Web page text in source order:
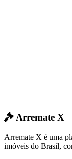
Arremate X
Arremate X é uma
imóveis do Brasil,